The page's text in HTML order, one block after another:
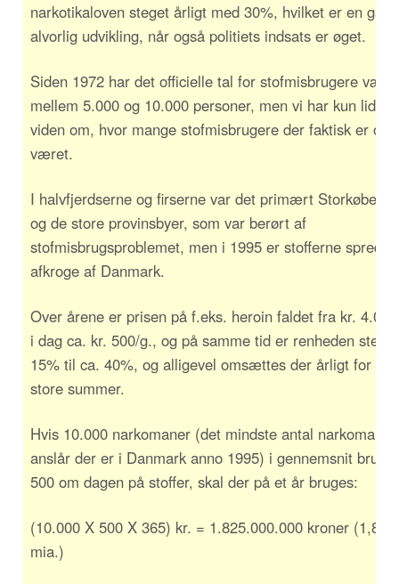
narkotikaloven steget årligt med 30%, hvilket er en
alvorlig udvikling, når også politiets indsats er øget.
Siden 1972 har det officielle tal for stofmisbrugere
mellem 5.000 og 10.000 personer, men vi har kun lidt
viden om, hvor mange stofmisbrugere der faktisk er og
været.
I halvfjerdserne og firserne var det primært
og de store provinsbyer, som var berørt af
stofmisbrugsproblemet, men i 1995 er stofferne spredt
afkroge af Danmark.
Over årene er prisen på f.eks. heroin faldet fra kr.
i dag ca. kr. 500/g., og på samme tid er renheden
15% til ca. 40%, og alligevel omsættes der årligt for
store summer.
Hvis 10.000 narkomaner (det mindste antal
anslår der er i Danmark anno 1995) i gennemsnit
500 om dagen på stoffer, skal der på et år bruges:
(10.000 X 500 X 365) kr. = 1.825.000.000 kroner (1,825
mia.)